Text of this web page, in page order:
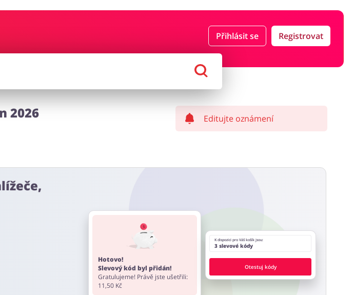
Přihlásit se Registrovat
Počítače foto a elektronika
2026 Editujte oznámení
Hotovo!
Slevový kód byl přidán!
Gratulujeme! Právě jste ušetřili:
11,50 Kč
K dispozici pro Váš košík jsou:
3 slevové kódy
Otestuj kódy